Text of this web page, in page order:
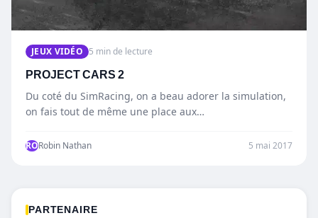
JEUX VIDÉO 5 min de lecture
PROJECT CARS 2
Du coté du SimRacing, on a beau adorer la simulation,
on fais tout de même une place aux…
RORobin Nathan 5 mai 2017
PARTENAIRE